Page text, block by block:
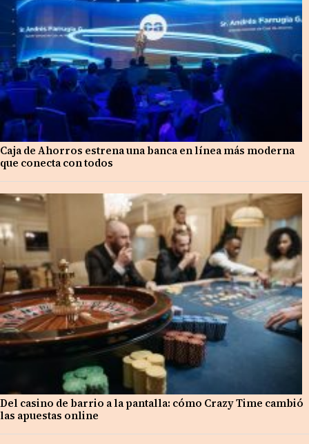
Caja de Ahorros estrena una banca en línea más moderna
que conecta con todos
Del casino de barrio a la pantalla: cómo Crazy Time cambió
las apuestas online